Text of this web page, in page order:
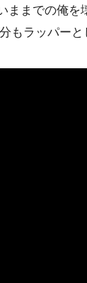
ままでの俺
もラッパーと